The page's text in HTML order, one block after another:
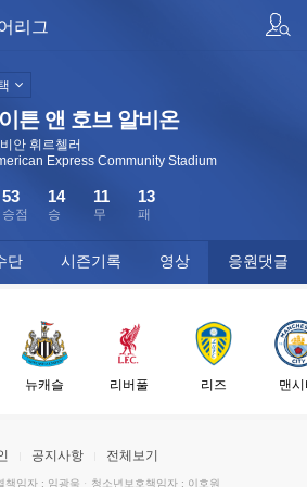
리그
튼 앤 호브 알비온
안 휘르첼러
Express Community Stadium
승점
53
승
14
무
11
패
13
단 시즌기록 영상 응원댓글
뉴캐슬 리버풀 리즈 맨
공지사항 전체보기
책임자 : 임광욱 · 청소년보호책임자 : 이호원